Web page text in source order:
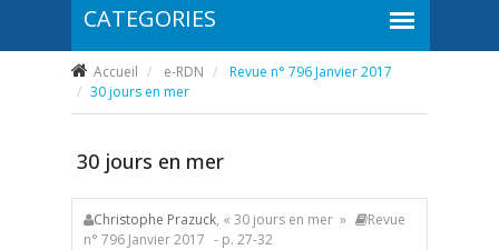
Accueil e-RDN
Revue n° 796 Janvier 2017
30 jours en mer
30 jours en mer
Christophe Prazuck, « 30 jours en mer »
Revue
n° 796 Janvier 2017 - p. 27-32